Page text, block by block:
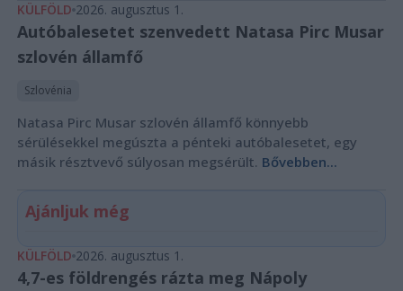
KÜLFÖLD 2026. augusztus 1.
Autóbalesetet szenvedett Natasa Pirc Musar
szlovén államfő
Szlovénia
Natasa Pirc Musar szlovén államfő könnyebb
sérülésekkel megúszta a pénteki autóbalesetet, egy
másik résztvevő súlyosan megsérült. Bővebben...
Ajánljuk még
KÜLFÖLD 2026. augusztus 1.
4,7-es földrengés rázta meg Nápoly